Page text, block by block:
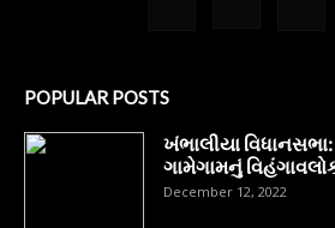
POPULAR POSTS
ખંભાલીયા
ગામેગામનું
December 12, 2022